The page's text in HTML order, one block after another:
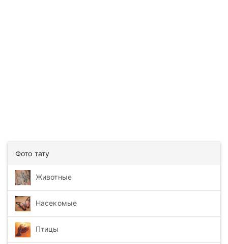
Фото тату
Животные
Насекомые
Птицы